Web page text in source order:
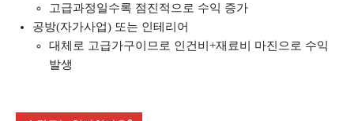
고급과정일수록 점진적으로 수익 증가
공방(자가사업) 또는 인테리어
대체로 고급가구이므로 인건비+재료비 마진으로 수익
발생